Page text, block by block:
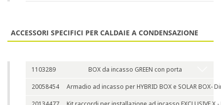
ACCESSORI SPECIFICI PER CALDAIE A CONDENSAZIONE
1103289 BOX da incasso GREEN con porta
20058454 Armadio ad incasso per HYBRID BOX e SOLAR BOX-